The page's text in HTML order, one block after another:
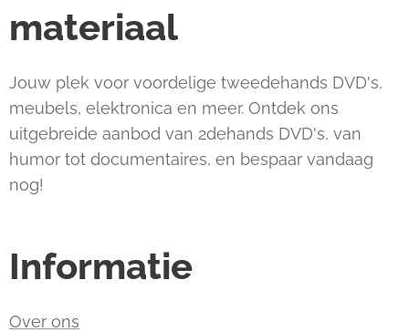
materiaal
Jouw plek voor voordelige tweedehands DVD's,
meubels, elektronica en meer. Ontdek ons
uitgebreide aanbod van 2dehands DVD's, van
humor tot documentaires, en bespaar vandaag
nog!
Informatie
Over ons